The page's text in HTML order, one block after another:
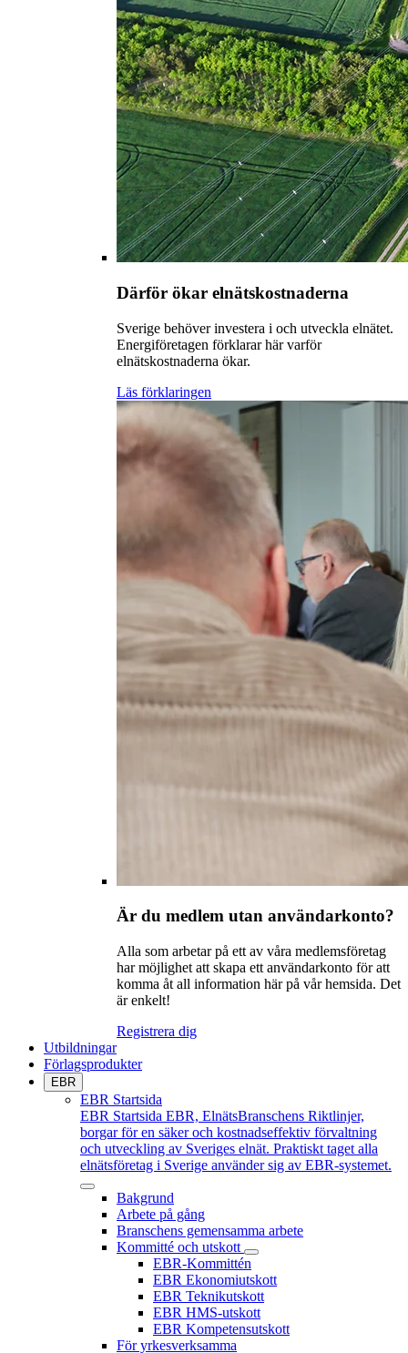
Därför ökar elnätskostnaderna
Sverige behöver investera i och utveckla elnätet.
Energiföretagen förklarar här varför
elnätskostnaderna ökar.
Läs förklaringen
Är du medlem utan användarkonto?
Alla som arbetar på ett av våra medlemsföretag
har möjlighet att skapa ett användarkonto för att
komma åt all information här på vår hemsida. Det
är enkelt!
Registrera dig
Utbildningar
Förlagsprodukter
EBR
EBR Startsida
EBR Startsida EBR, ElnätsBranschens Riktlinjer,
borgar för en säker och kostnadseffektiv förvaltning
och utveckling av Sveriges elnät. Praktiskt taget alla
elnätsföretag i Sverige använder sig av EBR-systemet.
Bakgrund
Arbete på gång
Branschens gemensamma arbete
Kommitté och utskott
EBR-Kommittén
EBR Ekonomiutskott
EBR Teknikutskott
EBR HMS-utskott
EBR Kompetensutskott
För yrkesverksamma